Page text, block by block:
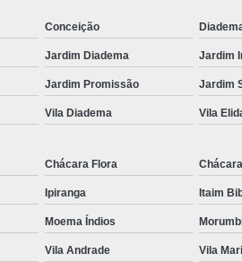
Conceição
Jardim Diadema Jardim
Jardim Promissão Jardim
Vila Diadema Vila
Chácara Flora
Ipiranga Itaim
Moema Índios
Vila Andrade Vila